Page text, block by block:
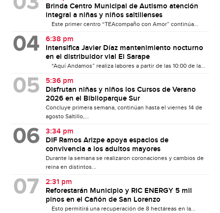
Brinda Centro Municipal de Autismo atención
integral a niñas y niños saltillenses
Este primer centro “TEAcompaño con Amor” continúa...
6:38 pm
Intensifica Javier Díaz mantenimiento nocturno
en el distribuidor vial El Sarape
“Aquí Andamos” realiza labores a partir de las 10:00 de la...
5:36 pm
Disfrutan niñas y niños los Cursos de Verano
2026 en el Biblioparque Sur
Concluye primera semana, continúan hasta el viernes 14 de
agosto Saltillo,...
3:34 pm
DIF Ramos Arizpe apoya espacios de
convivencia a los adultos mayores
Durante la semana se realizaron coronaciones y cambios de
reina en distintos...
2:31 pm
Reforestarán Municipio y RIC ENERGY 5 mil
pinos en el Cañón de San Lorenzo
Esto permitirá una recuperación de 8 hectáreas en la...